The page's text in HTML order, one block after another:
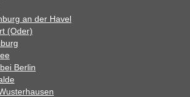
an der Havel
(Oder)
Berlin